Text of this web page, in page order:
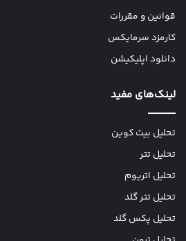
قوانین و مقررات
کارمزد سرمایکس
دانلود اپلیکیشن
لینک‌های مفید
تحلیل بیت کوین
تحلیل تتر
تحلیل اتریوم
تحلیل تتر گلد
تحلیل پکس گلد